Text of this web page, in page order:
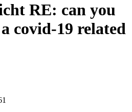
RE: can you
covid-19 related